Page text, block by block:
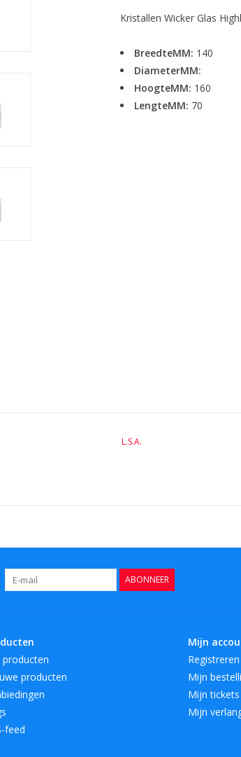
Kristallen Wicker Glas
BreedteMM: 140
DiameterMM:
HoogteMM: 160
LengteMM: 70
L.S.A.
ABONNEER
producten
producten
feed
Mijn
Registreren
Mijn
Mijn tickets
Mijn